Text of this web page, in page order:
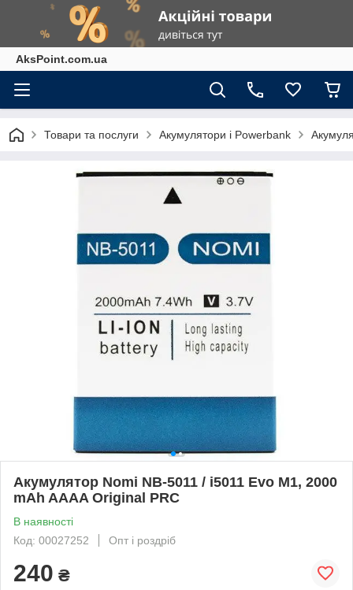
AksPoint.com.ua
Товари та послуги Акумулятори і Powerbank
Акумулятор Nomi NB-5011 / i5011 Evo M1, 2000
mAh AAAA Original PRC
В наявності
Код: 00027252
Опт і роздріб
240 ₴